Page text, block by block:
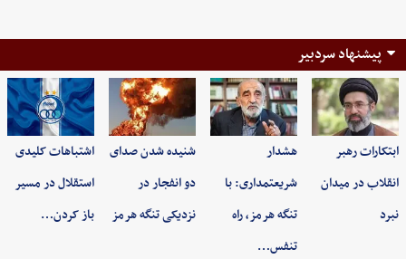
پیشنهاد سردبیر
ابتکارات رهبر
انقلاب در میدان
نبرد
هشدار
شریعتمداری: با
تنگه هرمز، راه
تنفس…
شنیده شدن صدای
دو انفجار در
نزدیکی تنگه هرمز
اشتباهات کلیدی
استقلال در مسیر
باز کردن…